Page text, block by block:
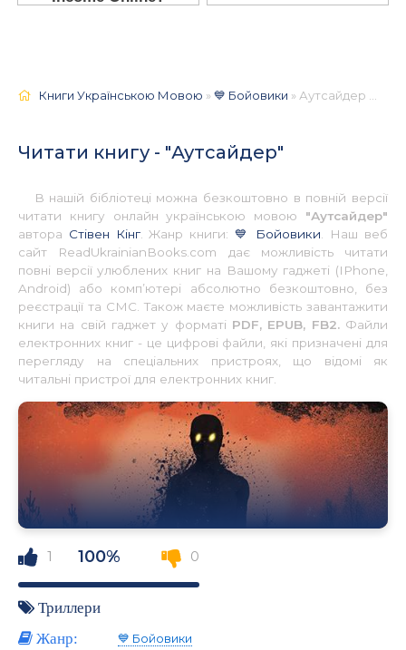
Книги Українською Мовою »💙 Бойовики » Аутсайдер 📚 - Українською
Читати книгу - "Аутсайдер"
В нашій бібліотеці можна безкоштовно в повній версії
читати книгу онлайн українською мовою "Аутсайдер"
автора Стівен Кінг. Жанр книги: 💙 Бойовики . Наш веб
сайт ReadUkrainianBooks.com дає можливість читати
повні версії улюблених книг на Вашому гаджеті (IPhone,
Android) або комп’ютері абсолютно безкоштовно, без
реєстрації та СМС. Також маєте можливість завантажити
книги на свій гаджет у форматі PDF, EPUB, FB2.Файли
електронних книг - це цифрові файли, які призначені для
перегляду на спеціальних пристроях, що відомі як
читальні пристрої для електронних книг.
1 100% 0
Триллери
Жанр:
💙 Бойовики